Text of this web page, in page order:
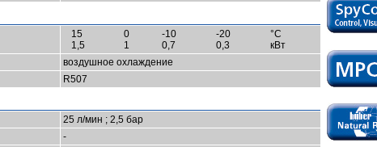
15 0 -10 -20
°C
1,5
1 0,7 0,3
кВт
воздушное охлаждение
R507
25 л/мин ; 2,5 бар
-